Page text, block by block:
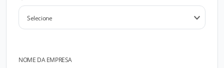
NOME DA EMPRESA